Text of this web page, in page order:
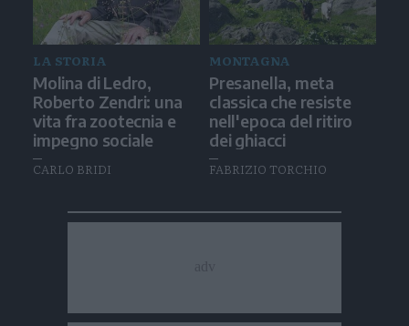
LA STORIA
Molina di Ledro,
Roberto Zendri: una
vita fra zootecnia e
impegno sociale
CARLO BRIDI
MONTAGNA
Presanella, meta
classica che resiste
nell'epoca del ritiro
dei ghiacci
FABRIZIO TORCHIO